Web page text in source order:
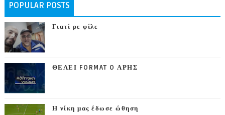
POPULAR POSTS
Γιατί ρε φίλε
ΘΕΛΕΙ FORMAT O ΑΡΗΣ
Η νίκη μας έδωσε ώθηση